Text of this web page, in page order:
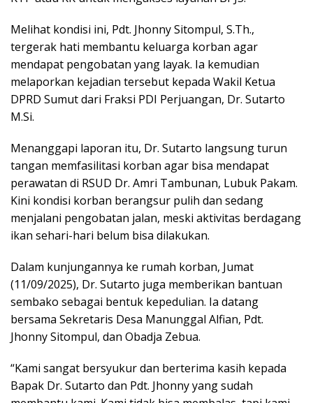
Melihat kondisi ini, Pdt. Jhonny Sitompul, S.Th.,
tergerak hati membantu keluarga korban agar
mendapat pengobatan yang layak. Ia kemudian
melaporkan kejadian tersebut kepada Wakil Ketua
DPRD Sumut dari Fraksi PDI Perjuangan, Dr. Sutarto
M.Si.
Menanggapi laporan itu, Dr. Sutarto langsung turun
tangan memfasilitasi korban agar bisa mendapat
perawatan di RSUD Dr. Amri Tambunan, Lubuk Pakam.
Kini kondisi korban berangsur pulih dan sedang
menjalani pengobatan jalan, meski aktivitas berdagang
ikan sehari-hari belum bisa dilakukan.
Dalam kunjungannya ke rumah korban, Jumat
(11/09/2025), Dr. Sutarto juga memberikan bantuan
sembako sebagai bentuk kepedulian. Ia datang
bersama Sekretaris Desa Manunggal Alfian, Pdt.
Jhonny Sitompul, dan Obadja Zebua.
“Kami sangat bersyukur dan berterima kasih kepada
Bapak Dr. Sutarto dan Pdt. Jhonny yang sudah